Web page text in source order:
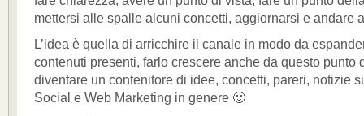
mettersi alle spalle alcuni concetti, aggiornarsi e andare
L’idea è quella di arricchire il canale in modo da
contenuti presenti, farlo crescere anche da questo punto
diventare un contenitore di idee, concetti, pareri, notizie
Social e Web Marketing in genere 🙂